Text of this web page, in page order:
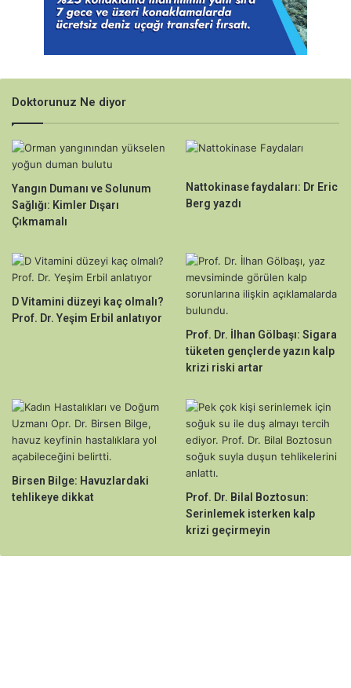
Doktorunuz Ne diyor
Yangın Dumanı ve Solunum
Sağlığı: Kimler Dışarı
Çıkmamalı
Nattokinase faydaları: Dr Eric
Berg yazdı
D Vitamini düzeyi kaç olmalı?
Prof. Dr. Yeşim Erbil anlatıyor
Prof. Dr. İlhan Gölbaşı: Sigara
tüketen gençlerde yazın kalp
krizi riski artar
Birsen Bilge: Havuzlardaki
tehlikeye dikkat
Prof. Dr. Bilal Boztosun:
Serinlemek isterken kalp
krizi geçirmeyin